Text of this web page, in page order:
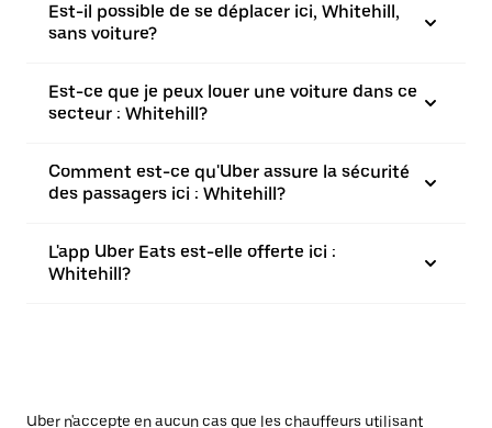
Est-il possible de se déplacer ici, Whitehill,
sans voiture?
Est-ce que je peux louer une voiture dans ce
secteur : Whitehill?
Comment est-ce qu'Uber assure la sécurité
des passagers ici : Whitehill?
L'app Uber Eats est-elle offerte ici :
Whitehill?
Uber n'accepte en aucun cas que les chauffeurs utilisant